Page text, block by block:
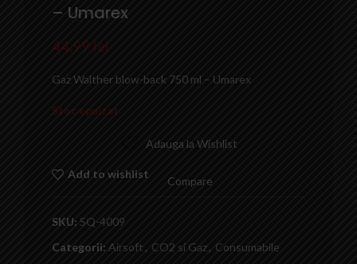
– Umarex
44,99 lei
Gaz Walther blow-back 750 ml – Umarex
Stoc epuizat
Adauga la Wishlist
Add to wishlist
Compare
SKU: SQ-4009
Categorii: Airsoft , CO2 si Gaz, Consumabile